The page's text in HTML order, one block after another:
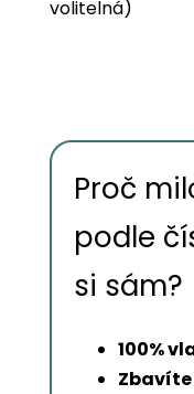
volitelná)
Proč
podle
si sám?
100%
Zbavíte